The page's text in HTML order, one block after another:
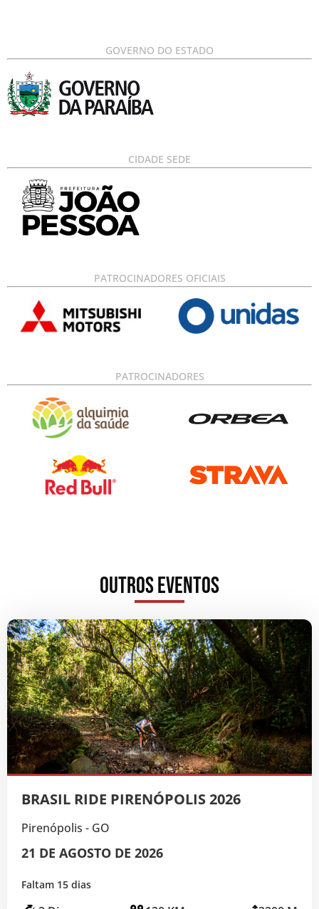
GOVERNO DO ESTADO
CIDADE SEDE
PATROCINADORES OFICIAIS
PATROCINADORES
Outros Eventos
BRASIL RIDE PIRENÓPOLIS 2026
Pirenópolis - GO
21 DE AGOSTO DE 2026
Faltam 15 dias